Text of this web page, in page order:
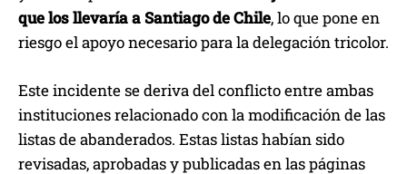
que los llevaría a Santiago de Chile, lo que pone en
riesgo el apoyo necesario para la delegación tricolor.
Este incidente se deriva del conflicto entre ambas
instituciones relacionado con la modificación de las
listas de abanderados. Estas listas habían sido
revisadas, aprobadas y publicadas en las páginas